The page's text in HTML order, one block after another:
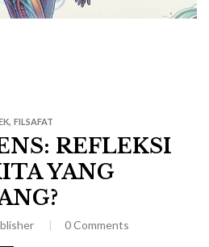
, FILSAFAT
REFLEKSI
YANG
0Comments